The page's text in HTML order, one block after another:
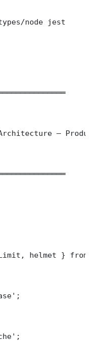
node jest
—
helmet } from